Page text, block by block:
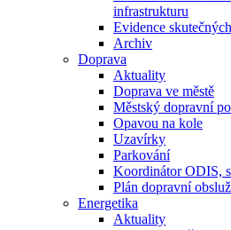
infrastrukturu
Evidence
Archiv
Doprava
Aktuality
Doprava ve městě
Městský dopravní
Opavou na kole
Uzavírky
Parkování
Koordinátor ODIS,
Plán dopravní
Energetika
Aktuality